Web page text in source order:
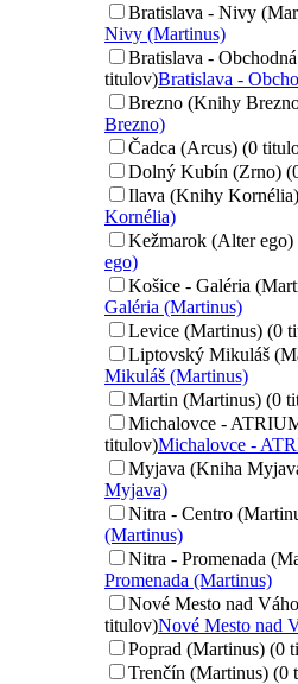
Bratislava - Nivy
Nivy (Martinus)
Bratislava -
titulov)Bratislava -
Brezno (Knihy
Brezno)
Čadca (Arcus) (0
Dolný Kubín (Zrno)
Ilava (Knihy
Kornélia)
Kežmarok (Alter
ego)
Košice - Galéria
Galéria (Martinus)
Levice (Martinus) (0
Liptovský Mikuláš
Mikuláš (Martinus)
Martin (Martinus) (0
Michalovce -
titulov)Michalovce -
Myjava (Kniha
Myjava)
Nitra - Centro
(Martinus)
Nitra - Promenada
Promenada (Martinus)
Nové Mesto nad
titulov)Nové Mesto nad
Poprad (Martinus) (0
Trenčín (Martinus) (0